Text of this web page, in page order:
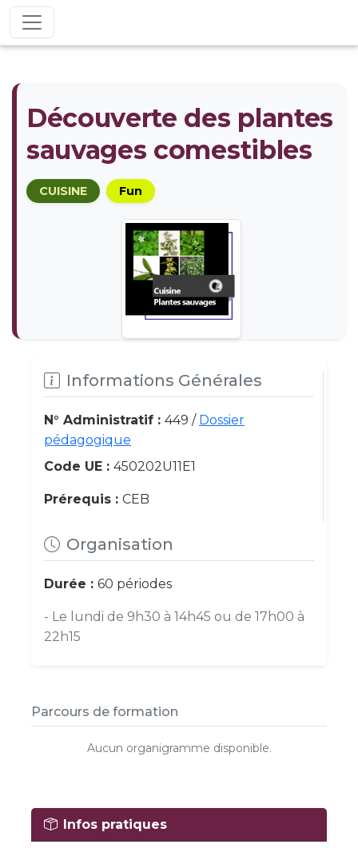
Découverte des plantes
sauvages comestibles
CUISINE Fun
Informations Générales
N° Administratif : 449 / Dossier
pédagogique
Code UE : 450202U11E1
Prérequis : CEB
Organisation
Durée : 60 périodes
- Le lundi de 9h30 à 14h45 ou de 17h00 à
22h15
Parcours de formation
Aucun organigramme disponible.
Infos pratiques